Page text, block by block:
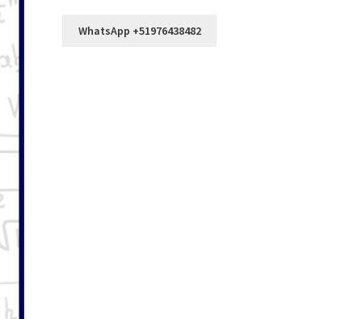
WhatsApp +51976438482